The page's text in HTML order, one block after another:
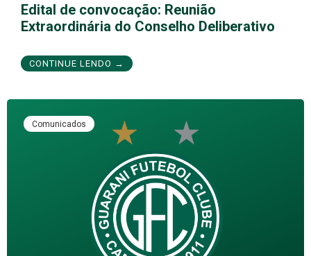
Edital de convocação: Reunião
Extraordinária do Conselho Deliberativo
CONTINUE LENDO →
Comunicados